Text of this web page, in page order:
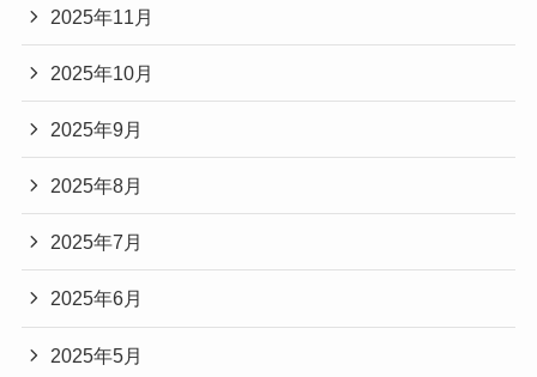
2025年11月
2025年10月
2025年9月
2025年8月
2025年7月
2025年6月
2025年5月